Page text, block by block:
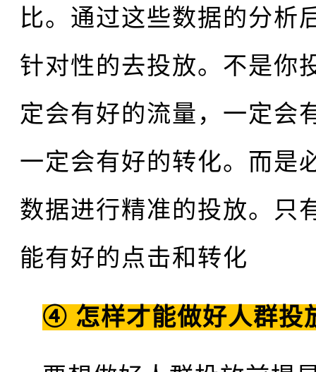
比。通过这些数据的分析
针对性的去投放。不是你
定会有好的流量，一定会
一定会有好的转化。而是
数据进行精准的投放。只
能有好的点击和转化
④ 怎样才能做好人群投